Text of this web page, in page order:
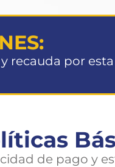
recauda por
de pago y